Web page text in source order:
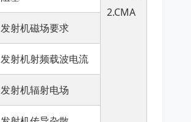
2.CMA
发射机磁场要求
发射机射频载波电流
发射机辐射电场